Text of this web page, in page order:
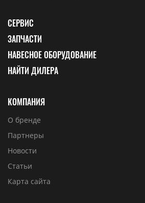
СЕРВИС
ЗАПЧАСТИ
НАВЕСНОЕ ОБОРУДОВАНИЕ
НАЙТИ ДИЛЕРА
КОМПАНИЯ
О бренде
Партнеры
Новости
Статьи
Карта сайта